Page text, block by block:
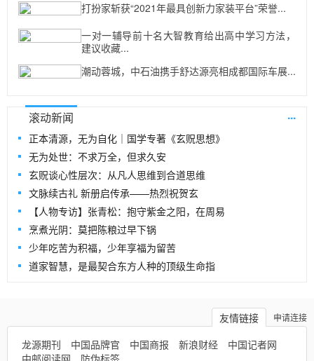
打扮家斩获“2021年最具创新力家装平台”荣誉...
一对一辅导前十名大智教育给出高中学习方法，
建议收藏...
潮动蓉城，中石油携手舒达源亮相成都国际车展...
滚动新闻 ...
正本清源，无为自化｜国学专著《玄贶思想》
无为处世：不求万全，但求久安
玄贶谈心性层次：从凡人思维到合道思维
文脉续古礼 新册启传承——热烈祝贺玄
【人物专访】张青松：抱守紫金之阳，在周易
烹煮光阴：莫把陈粮过早下锅
少年吃苦为积福，少年享福为留苦
道家智慧，是最契合东方人种的顶级生命指
申请连接
友情链接
龙源期刊
中国品牌官 中国商报 新浪财经
中国记者网
中邮阅读网
防伪标签